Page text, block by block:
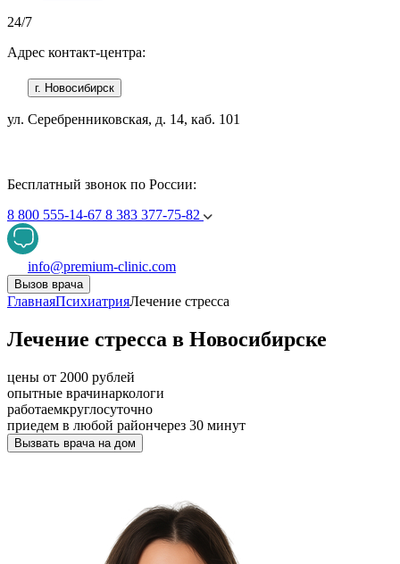
24/7
Адрес контакт-центра:
г. Новосибирск
ул. Серебренниковская, д. 14, каб. 101
Бесплатный звонок по России:
8 800 555-14-67 8 383 377-75-82
info@premium-clinic.com
Вызов врача
ГлавнаяПсихиатрияЛечение стресса
Лечение стресса в Новосибирске
цены от 2000 рублей
опытные врачинаркологи
работаемкруглосуточно
приедем в любой райончерез 30 минут
Вызвать врача на дом